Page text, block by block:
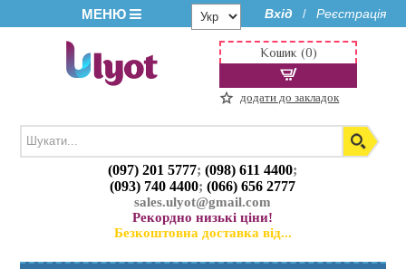
МЕНЮ Вхід / Реєстрація
(097) 201 5777;(098) 611 4400;
(093) 740 4400;(066) 656 2777
sales.ulyot@gmail.com
Рекордно низькі ціни!
Безкоштовна доставка від...
Кошик (0)
додати до закладок